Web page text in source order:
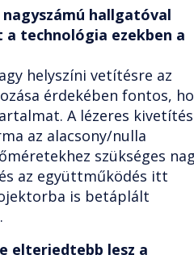
hallgatóval
technológia ezekben a
helyszíni vetítésre az
érdekében fontos,
A lézeres kivetítés
az alacsony/nulla
szükséges
az együttműködés itt
is betáplált
elterjedtebb lesz a